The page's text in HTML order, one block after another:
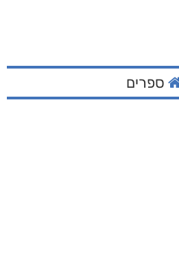
ספרים